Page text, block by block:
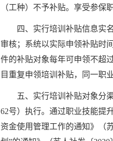
（工种）不予补贴。享受参
四、实行培训补贴信息实
审核；系统以实际申领补贴时
件的补贴对象每年可申领不超
目重复申领培训补贴，同一职
五、实行培训补贴对象分
62号）执行。通过职业技能提
资金使用管理工作的通知》（